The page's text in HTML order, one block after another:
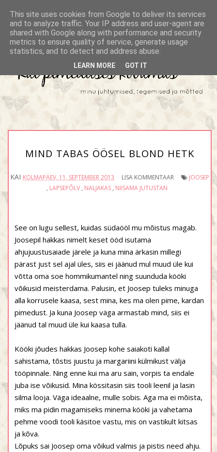
MIND TABAS ÖÖSEL BLOND HETK
KAI KOLMAPÄEV, 11. SEPTEMBER 2013 LISA KOMMENTAAR
JOOSEP
, LAPSEPÕLV, NALJAKAS, NIISAMA JUTUSTAN
See on lugu sellest, kuidas südaööl mu mõistus magab.
Joosepil hakkas nimelt keset ööd isutama
ahjujuustusaiade järele ja kuna mina ärkasin millegi
pärast just sel ajal üles, siis ei jäänud mul muud üle kui
võtta oma soe hommikumantel ning suunduda kööki
võikusid meisterdama. Palusin, et Joosep tuleks minuga
alla korrusele kaasa, sest mina, kes ma olen pime, kardan
pimedust. Ja kuna Joosep väga armastab mind, siis ei
jäänud tal muud üle kui kaasa tulla.
Kööki jõudes hakkas Joosep kohe saiakoti kallal
sahistama, tõstis juustu ja margariini külmikust välja
tööpinnale. Ning enne kui ma aru sain, vorpis ta endale
juba ise võikusid. Mina kössitasin siis tooli leenil ja lasin
silma looja. Väga ideaalne, mulle sobis. Aga ma ei mõista,
miks ma pidin magamiseks minema kööki ja vahetama
pehme voodi tooli käsitoe vastu, mis on vastikult kitsas
ja kõva.
Lõpuks sai Joosep oma võikud valmis ja pistis need ahju.
This site uses cookies from Google to deliver its services
and to analyze traffic. Your IP address and user-agent are
shared with Google along with performance and security
metrics to ensure quality of service, generate usage
statistics, and to detect and address abuse.
LEARN MORE GOT IT